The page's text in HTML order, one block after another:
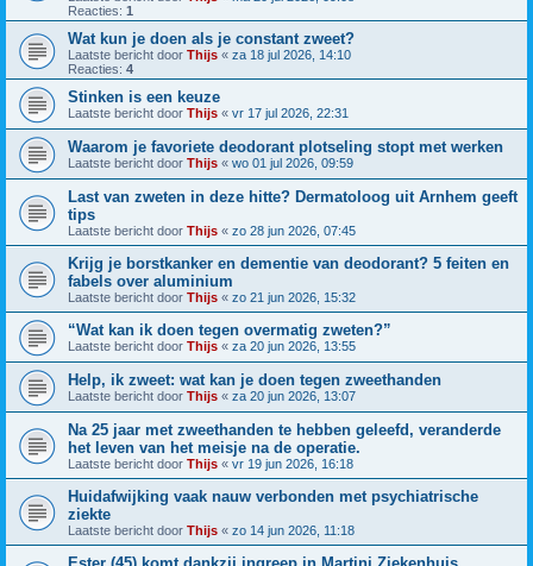
Reacties: 1
Wat kun je doen als je constant zweet?
Laatste bericht door Thijs « za 18 jul 2026, 14:10
Reacties: 4
Stinken is een keuze
Laatste bericht door Thijs « vr 17 jul 2026, 22:31
Waarom je favoriete deodorant plotseling stopt met werken
Laatste bericht door Thijs « wo 01 jul 2026, 09:59
Last van zweten in deze hitte? Dermatoloog uit Arnhem geeft
tips
Laatste bericht door Thijs « zo 28 jun 2026, 07:45
Krijg je borstkanker en dementie van deodorant? 5 feiten en
fabels over aluminium
Laatste bericht door Thijs « zo 21 jun 2026, 15:32
“Wat kan ik doen tegen overmatig zweten?”
Laatste bericht door Thijs « za 20 jun 2026, 13:55
Help, ik zweet: wat kan je doen tegen zweethanden
Laatste bericht door Thijs « za 20 jun 2026, 13:07
Na 25 jaar met zweethanden te hebben geleefd, veranderde
het leven van het meisje na de operatie.
Laatste bericht door Thijs « vr 19 jun 2026, 16:18
Huidafwijking vaak nauw verbonden met psychiatrische
ziekte
Laatste bericht door Thijs « zo 14 jun 2026, 11:18